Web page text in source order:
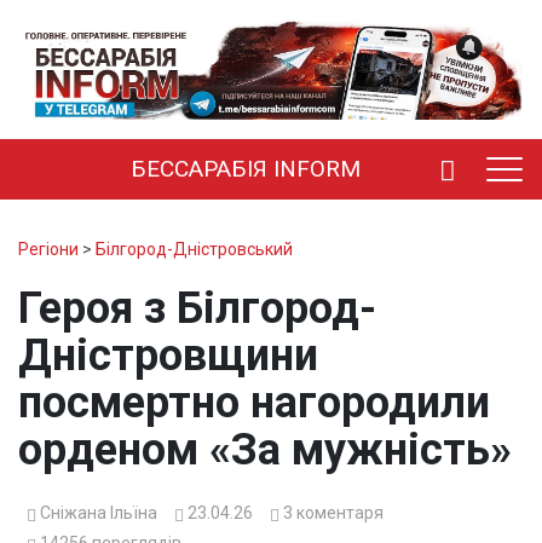
БЕССАРАБІЯ INFORM
Регіони > Білгород-Дністровський
Героя з Білгород-
Дністровщини
посмертно нагородили
орденом «За мужність»
Сніжана Ільїна 23.04.26 3 коментаря